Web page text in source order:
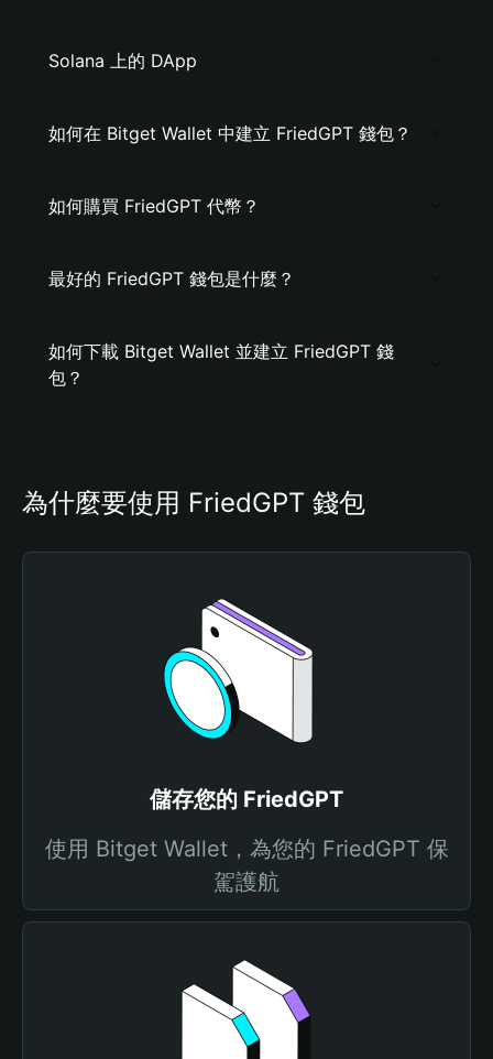
Solana 上的 DApp
如何在 Bitget Wallet 中建立 FriedGPT 錢包？
如何購買 FriedGPT 代幣？
最好的 FriedGPT 錢包是什麼？
如何下載 Bitget Wallet 並建立 FriedGPT 錢
包？
為什麼要使用 FriedGPT 錢包
儲存您的 FriedGPT
使用 Bitget Wallet，為您的 FriedGPT 保
駕護航